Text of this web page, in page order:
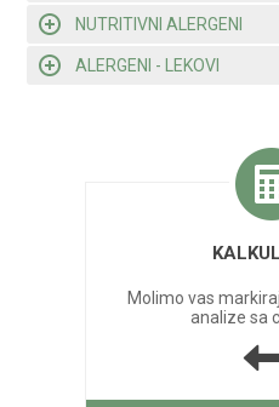
NUTRITIVNI ALERGENI
ALERGENI - LEKOVI
Molimo vas
analize sa